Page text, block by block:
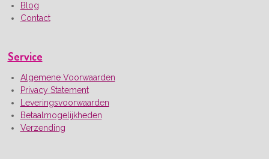
Blog
Contact
Service
Algemene Voorwaarden
Privacy Statement
Leveringsvoorwaarden
Betaalmogelijkheden
Verzending